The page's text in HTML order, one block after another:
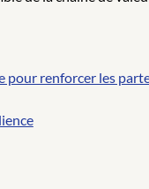
renforcer les